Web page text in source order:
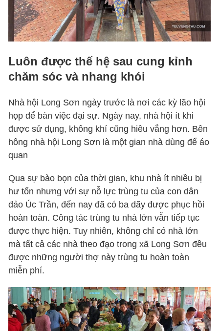
Luôn được thế hệ sau cung kỉnh
chăm sóc và nhang khói
Nhà hội Long Sơn ngày trước là nơi các kỳ lão hội
họp để bàn việc đại sự. Ngày nay, nhà hội ít khi
được sử dụng, không khí cũng hiêu vắng hơn. Bên
hông nhà hội Long Sơn là một gian nhà dùng để áo
quan
Qua sự bào bọn của thời gian, khu nhà ít nhiều bị
hư tổn nhưng với sự nỗ lực trùng tu của con dân
đảo Úc Trần, đến nay đã có ba dãy được phục hồi
hoàn toàn. Công tác trùng tu nhà lớn vẫn tiếp tục
được thực hiện. Tuy nhiên, không chỉ có nhà lớn
mà tất cả các nhà theo đạo trong xã Long Sơn đều
được những người thợ này trùng tu hoàn toàn
miễn phí.